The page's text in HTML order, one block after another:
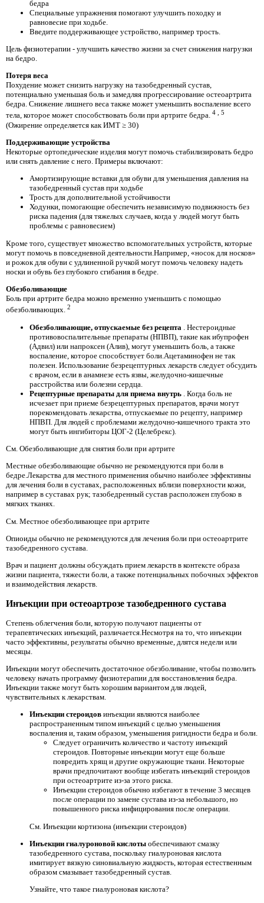
бедра
Специальные упражнения помогают улучшить походку и
равновесие при ходьбе.
Введите поддерживающее устройство, например трость.
Цель физиотерапии - улучшить качество жизни за счет снижения нагрузки
на бедро.
Потеря веса
Похудение может снизить нагрузку на тазобедренный сустав,
потенциально уменьшая боль и замедляя прогрессирование остеоартрита
бедра. Снижение лишнего веса также может уменьшить воспаление всего
тела, которое может способствовать боли при артрите бедра. 4 5
(Ожирение определяется как ИМТ ≥ 30)
Поддерживающие устройства
Некоторые ортопедические изделия могут помочь стабилизировать бедро
или снять давление с него. Примеры включают:
Амортизирующие вставки для обуви для уменьшения давления на
тазобедренный сустав при ходьбе
Трость для дополнительной устойчивости
Ходунки, помогающие обеспечить независимую подвижность без
риска падения (для тяжелых случаев, когда у людей могут быть
проблемы с равновесием)
Кроме того, существует множество вспомогательных устройств, которые
могут помочь в повседневной деятельности.Например, «носок для носков»
и рожок для обуви с удлиненной ручкой могут помочь человеку надеть
носки и обувь без глубокого сгибания в бедре.
Обезболивающие
Боль при артрите бедра можно временно уменьшить с помощью
обезболивающих. 2
Обезболивающие, отпускаемые без рецепта
. Нестероидные
противовоспалительные препараты (НПВП), такие как ибупрофен
(Адвил) или напроксен (Алив), могут уменьшить боль, а также
воспаление, которое способствует боли.Ацетаминофен не так
полезен. Использование безрецептурных лекарств следует обсудить
с врачом, если в анамнезе есть язвы, желудочно-кишечные
расстройства или болезни сердца.
Рецептурные препараты для приема внутрь . Когда боль не
исчезает при приеме безрецептурных препаратов, врачи могут
порекомендовать лекарства, отпускаемые по рецепту, например
НПВП. Для людей с проблемами желудочно-кишечного тракта это
могут быть ингибиторы ЦОГ-2 (Целебрекс).
См. Обезболивающие для снятия боли при артрите
Местные обезболивающие обычно не рекомендуются при боли в
бедре.Лекарства для местного применения обычно наиболее эффективны
для лечения боли в суставах, расположенных вблизи поверхности кожи,
например в суставах рук; тазобедренный сустав расположен глубоко в
мягких тканях.
См. Местное обезболивающее при артрите
Опиоиды обычно не рекомендуются для лечения боли при остеоартрите
тазобедренного сустава.
Врач и пациент должны обсуждать прием лекарств в контексте образа
жизни пациента, тяжести боли, а также потенциальных побочных эффектов
и взаимодействия лекарств.
Инъекции при остеоартрозе тазобедренного сустава
Степень облегчения боли, которую получают пациенты от
терапевтических инъекций, различается.Несмотря на то, что инъекции
часто эффективны, результаты обычно временные, длятся недели или
месяцы.
Инъекции могут обеспечить достаточное обезболивание, чтобы позволить
человеку начать программу физиотерапии для восстановления бедра.
Инъекции также могут быть хорошим вариантом для людей,
чувствительных к лекарствам.
Инъекции стероидов инъекции являются наиболее
распространенным типом инъекций с целью уменьшения
воспаления и, таким образом, уменьшения ригидности бедра и боли.
Следует ограничить количество и частоту инъекций
стероидов. Повторные инъекции могут еще больше
повредить хрящ и другие окружающие ткани. Некоторые
врачи предпочитают вообще избегать инъекций стероидов
при остеоартрите из-за этого риска.
Инъекции стероидов обычно избегают в течение 3 месяцев
после операции по замене сустава из-за небольшого, но
повышенного риска инфицирования после операции.
См. Инъекции кортизона (инъекции стероидов)
Инъекции гиалуроновой кислоты обеспечивают смазку
тазобедренного сустава, поскольку гиалуроновая кислота
имитирует вязкую синовиальную жидкость, которая естественным
образом смазывает тазобедренный сустав.
Узнайте, что такое гиалуроновая кислота?